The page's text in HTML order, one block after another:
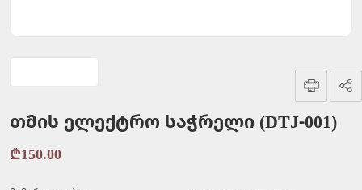
თმის ელექტრო საჭრელი (DTJ-001)
₾150.00